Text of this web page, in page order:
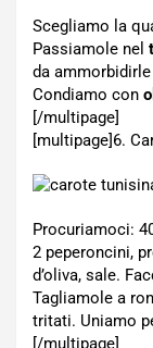
Scegliamo la
Passiamole nel
da
Condiamo con
[/multipage]
[multipage]6.
Procuriamoci:
2 peperoncini,
d’oliva, sale.
Tagliamole a
tritati. Uniamo
[/multipage]